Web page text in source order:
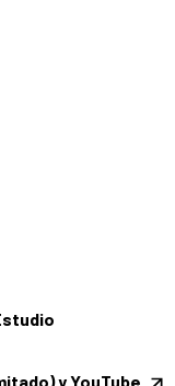
yYouTube